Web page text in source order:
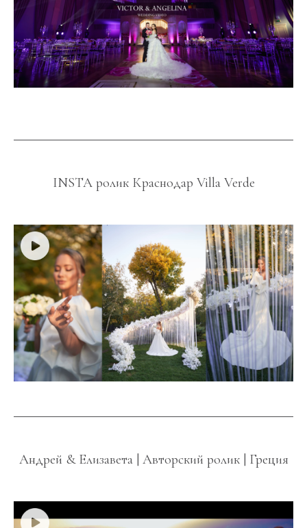
INSTA ролик Краснодар Villa Verde
Андрей & Елизавета | Авторский ролик | Греция